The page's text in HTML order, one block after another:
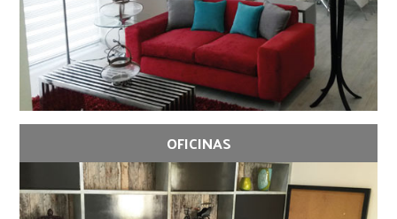
OFICINAS